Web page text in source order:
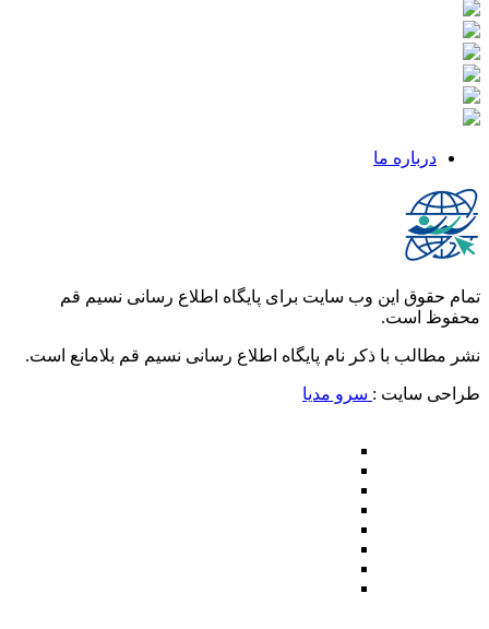
درباره ما
تمام حقوق این وب سایت برای پایگاه اطلاع رسانی نسیم قم
محفوظ است.
نشر مطالب با ذکر نام پایگاه اطلاع رسانی نسیم قم بلامانع است.
طراحی سایت : سرو مدیا